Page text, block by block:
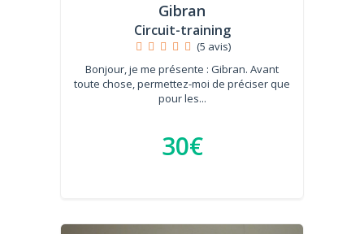
Gibran
Circuit-training
(5 avis)
Bonjour, je me présente : Gibran. Avant
toute chose, permettez-moi de préciser que
pour les...
30€